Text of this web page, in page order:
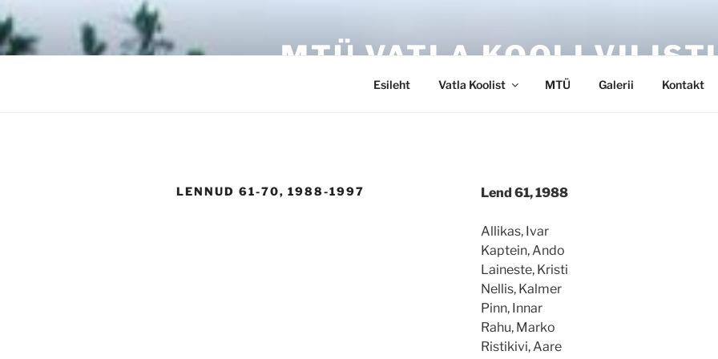
Skip
to
content
MTÜ VATLA KOOLI
Esileht Vatla Koolist MTÜ Galerii Kontakt
LENNUD 61-70, 1988-1997 Lend 61, 1988
Allikas, Ivar
Kaptein, Ando
Laineste, Kristi
Nellis, Kalmer
Pinn, Innar
Rahu, Marko
Ristikivi, Aare